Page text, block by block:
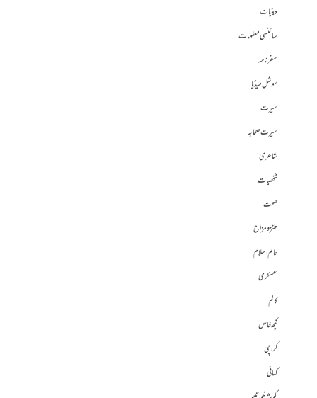
دینیات
سائنسی معلومات
سفرنامہ
سوشل میڈیا
سیرت
سیرت صحابہ
شاعری
شخصیات
صحت
طنز و مزاح
عالم اسلام
عسکری
کالم
کچھ خاص
کراچی
کہانی